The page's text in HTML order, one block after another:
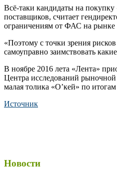
Всё-таки кандидаты на покупку
поставщиков, считает
ограничениям от ФАС на рынке
«Поэтому с точки зрения
самоуправно заимствовать
В ноябре 2016 лета «Лента»
Центра исследований
малая толика «О’кей» по итогам
Источник
Новости